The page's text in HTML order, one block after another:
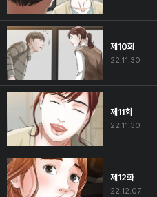
제10화
22.11.30
제11화
22.11.30
제12화
22.12.07